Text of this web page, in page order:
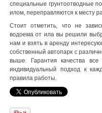
специальные грунтоотводные
илом, переправляются к месту
Стоит отметить, что не
водоема от ила вы решили
нам и взять в аренду
собственный автопарк с
выше. Гарантия качества
индивидуальный подход к
правила работы.